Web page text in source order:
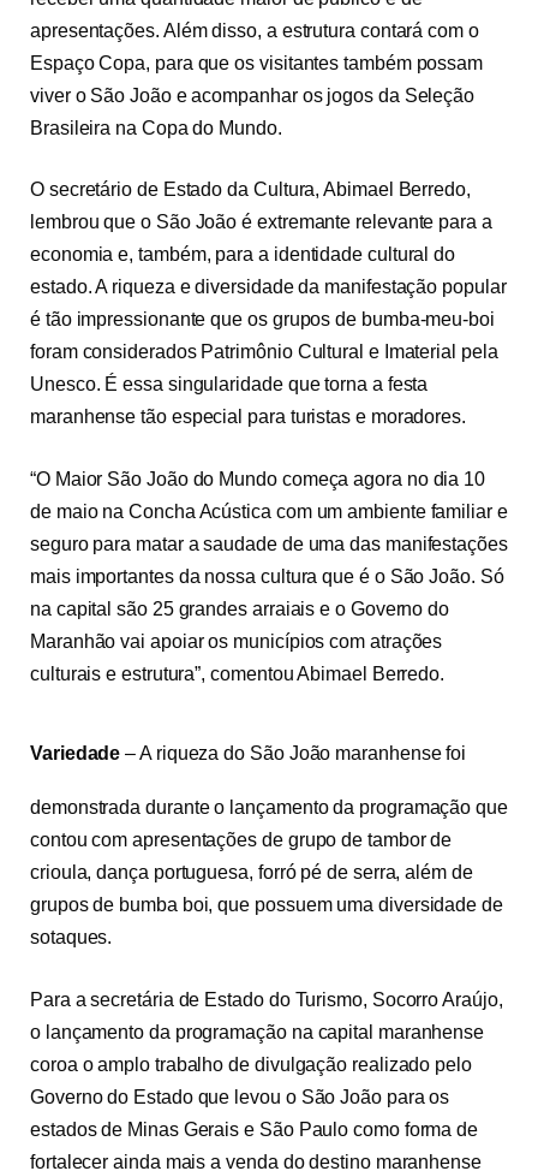
apresentações. Além disso, a estrutura contará com o
Espaço Copa, para que os visitantes também possam
viver o São João e acompanhar os jogos da Seleção
Brasileira na Copa do Mundo.
O secretário de Estado da Cultura, Abimael Berredo,
lembrou que o São João é extremante relevante para a
economia e, também, para a identidade cultural do
estado. A riqueza e diversidade da manifestação popular
é tão impressionante que os grupos de bumba-meu-boi
foram considerados Patrimônio Cultural e Imaterial pela
Unesco. É essa singularidade que torna a festa
maranhense tão especial para turistas e moradores.
“O Maior São João do Mundo começa agora no dia 10
de maio na Concha Acústica com um ambiente familiar e
seguro para matar a saudade de uma das manifestações
mais importantes da nossa cultura que é o São João. Só
na capital são 25 grandes arraiais e o Governo do
Maranhão vai apoiar os municípios com atrações
culturais e estrutura”, comentou Abimael Berredo.
Variedade – A riqueza do São João maranhense foi
demonstrada durante o lançamento da programação que
contou com apresentações de grupo de tambor de
crioula, dança portuguesa, forró pé de serra, além de
grupos de bumba boi, que possuem uma diversidade de
sotaques.
Para a secretária de Estado do Turismo, Socorro Araújo,
o lançamento da programação na capital maranhense
coroa o amplo trabalho de divulgação realizado pelo
Governo do Estado que levou o São João para os
estados de Minas Gerais e São Paulo como forma de
fortalecer ainda mais a venda do destino maranhense